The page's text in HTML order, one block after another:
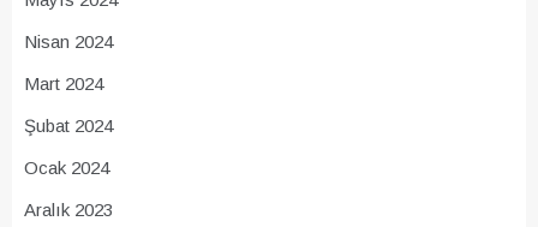
Nisan 2024
Mart 2024
Şubat 2024
Ocak 2024
Aralık 2023